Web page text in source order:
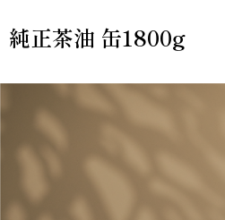
純正茶油 缶1800g